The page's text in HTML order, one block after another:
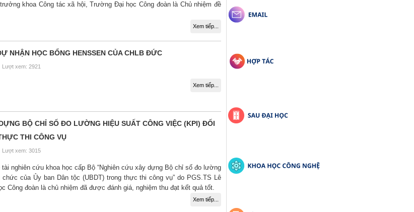
khoa Công tác xã hội, Trường Đại học Công đoàn là Chủ nhiệm đề
Xem tiếp...
NHẬN HỌC BỔNG HENSSEN CỦA CHLB ĐỨC
xem: 2921
Xem tiếp...
BỘ CHỈ SỐ ĐO LƯỜNG HIỆU SUẤT CÔNG VIỆC (KPI) ĐỐI
THI CÔNG VỤ
xem: 3015
nghiên cứu khoa học cấp Bộ “Nghiên cứu xây dựng Bộ chỉ số đo lường
của Ủy ban Dân tộc (UBDT) trong thực thi công vụ” do PGS.TS Lê
Công đoàn là chủ nhiệm đã được đánh giá, nghiệm thu đạt kết quả tốt.
Xem tiếp...